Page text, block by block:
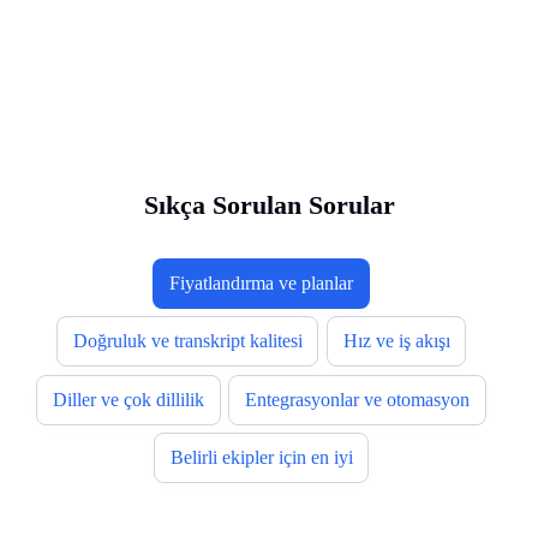
Sıkça Sorulan Sorular
Fiyatlandırma ve planlar
Doğruluk ve transkript kalitesi Hız ve iş akışı
Diller ve çok dillilik Entegrasyonlar ve otomasyon
Belirli ekipler için en iyi